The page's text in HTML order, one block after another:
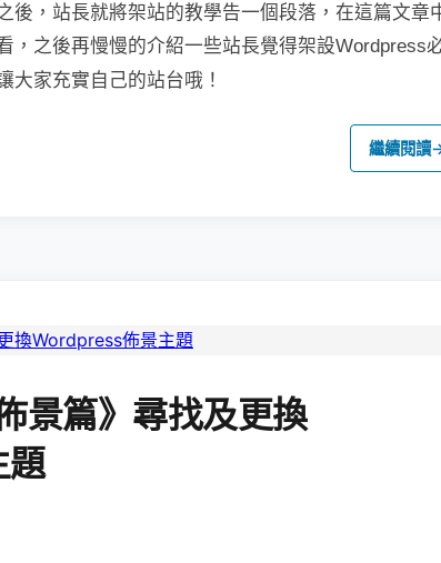
後，站長就將架站的教學告一個段落，在這篇文章
，之後再慢慢的介紹一些站長覺得架設Wordpress
大家充實自己的站台哦！
繼續閱讀
景篇》尋找及更換